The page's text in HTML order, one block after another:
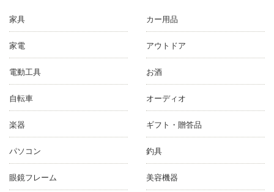
家具
家電
電動工具
自転車
楽器
パソコン
眼鏡フレーム
カー用品
アウトドア
お酒
オーディオ
ギフト・贈答品
釣具
美容機器